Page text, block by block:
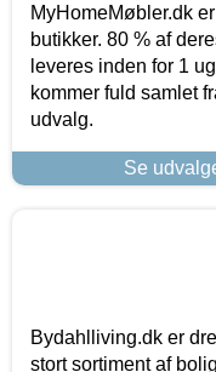
MyHomeMøbler.dk
butikker. 80 % af
leveres inden for 1
kommer fuld samlet
udvalg.
Se
Bydahlliving.dk er
stort sortiment af